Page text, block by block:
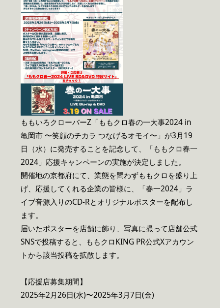
ももいろクローバーZ「ももクロ春の一大事2024 in
亀岡市 〜笑顔のチカラ つなげるオモイ〜」が3月19
日（水）に発売することを記念して、「ももクロ春一
2024」応援キャンペーンの実施が決定しました。
開催地の京都府にて、業態を問わずももクロを盛り上
げ、応援してくれる企業の皆様に、「春一2024」ラ
イブ音源入りのCD-Rとオリジナルポスターを配布し
ます。
届いたポスターを店舗に飾り、写真に撮って店舗公式
SNSで投稿すると、ももクロKING PR公式Xアカウン
トから該当投稿を拡散します。
【応援店募集期間】
2025年2月26日(水)〜2025年3月7日(金)